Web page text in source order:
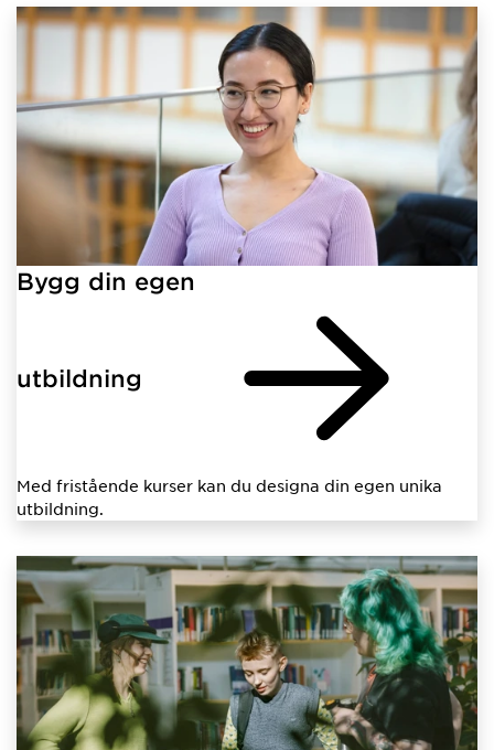
Bygg din egen
utbildning
Med fristående kurser kan du designa din egen unika
utbildning.